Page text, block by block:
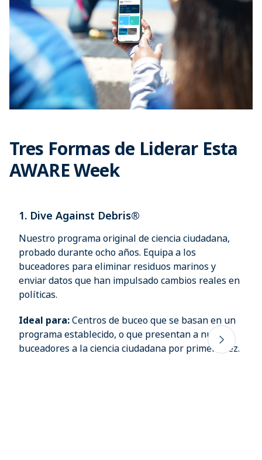
Tres Formas de Liderar Esta
AWARE Week
1. Dive Against Debris®
Nuestro programa original de ciencia ciudadana,
probado durante ocho años. Equipa a los
buceadores para eliminar residuos marinos y
enviar datos que han impulsado cambios reales en
políticas.
Ideal para:Centros de buceo que se basan en un
programa establecido, o que presentan a nuevos
buceadores a la ciencia ciudadana por primera vez.